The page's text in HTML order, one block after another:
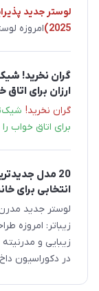
لوستر جدید
2025) امروزه
گران نخرید!
ارزان برای اتاق
گران نخرید!
برای اتاق خواب
انتخابی برای
لوستر جدید مدرن
زیباتر: امروزه
زیبایی و
در دکوراسیون